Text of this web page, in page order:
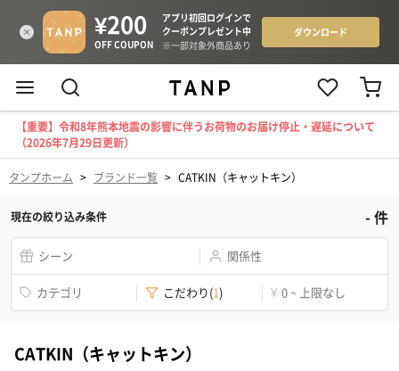
【重要】令和8年熊本地震の影響に伴うお荷物のお届け停止・遅延について
（2026年7月29日更新）
タンプホーム > ブランド一覧 > CATKIN（キャットキン）
現在の絞り込み条件 -件
シーン 関係性
カテゴリ こだわり(1) ¥ 0 ~ 上限なし
CATKIN（キャットキン）